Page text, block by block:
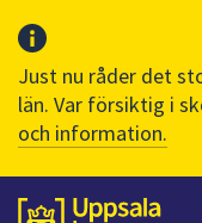
Just nu råder det
län. Var försiktig i
och information.
huvudinnehåll